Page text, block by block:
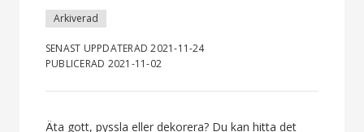
Arkiverad
SENAST UPPDATERAD 2021-11-24
PUBLICERAD 2021-11-02
Äta gott, pyssla eller dekorera? Du kan hitta det